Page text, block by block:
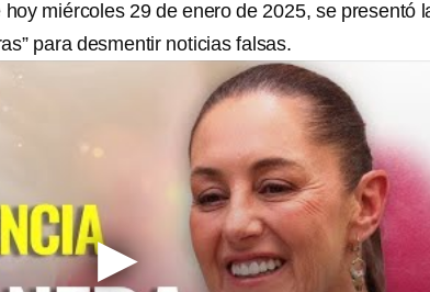
miércoles 29 de enero de 2025, se presentó
para desmentir noticias falsas.